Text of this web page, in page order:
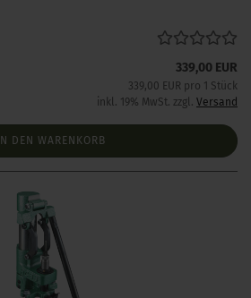
339,00 EUR
339,00 EUR pro 1 Stück
inkl. 19% MwSt. zzgl. Versand
IN DEN WARENKORB